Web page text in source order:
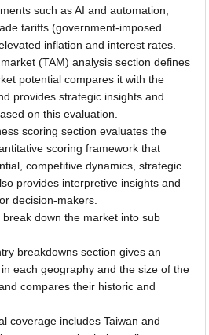
such as AI and automation,
tariffs (government-imposed
inflation and interest rates.
(TAM) analysis section defines
potential compares it with the
provides strategic insights and
on this evaluation.
scoring section evaluates the
scoring framework that
competitive dynamics, strategic
provides interpretive insights and
decision-makers.
down the market into sub
breakdowns section gives an
each geography and the size of the
compares their historic and
coverage includes Taiwan and